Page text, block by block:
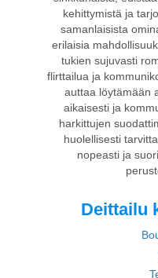
kehittymistä ja
samanlaisista
erilaisia
tukien sujuvasti
flirttailua ja
auttaa löytämään
aikaisesti ja
harkittujen
huolellisesti
nopeasti ja
Deittailu